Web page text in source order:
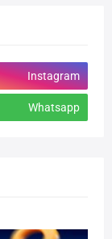
Instagram
Whatsapp